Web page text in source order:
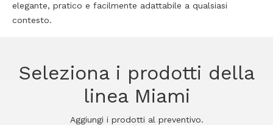
elegante, pratico e facilmente adattabile a qualsiasi
contesto.
Seleziona i prodotti della
linea Miami
Aggiungi i prodotti al preventivo.